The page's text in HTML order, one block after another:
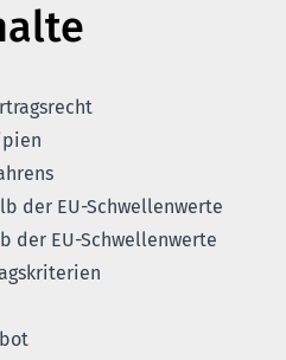
der EU-Schwellenwerte
der EU-Schwellenwerte